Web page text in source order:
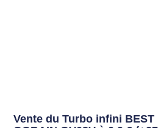
Vente du Turbo infini BEST